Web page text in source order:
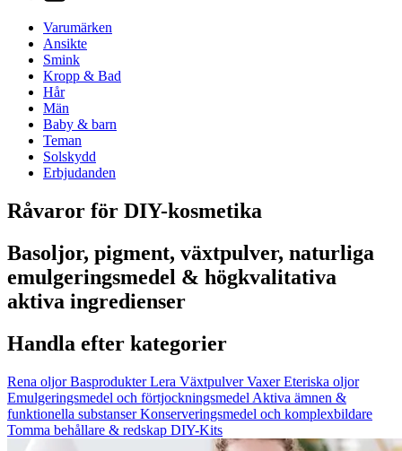
Varumärken
Ansikte
Smink
Kropp & Bad
Hår
Män
Baby & barn
Teman
Solskydd
Erbjudanden
Råvaror för DIY-kosmetika
Basoljor, pigment, växtpulver, naturliga
emulgeringsmedel & högkvalitativa
aktiva ingredienser
Handla efter kategorier
Rena oljor Basprodukter Lera Växtpulver Vaxer Eteriska oljor
Emulgeringsmedel och förtjockningsmedel Aktiva ämnen &
funktionella substanser Konserveringsmedel och komplexbildare
Tomma behållare & redskap DIY-Kits